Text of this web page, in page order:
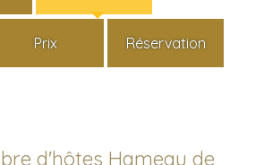
Prix Réservation
d'hôtes Hameau de